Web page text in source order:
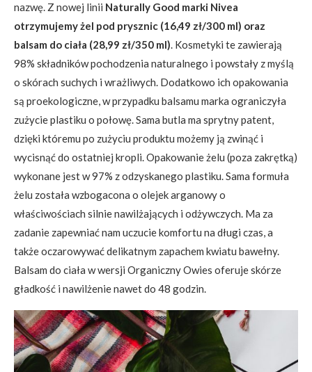
nazwę. Z nowej linii Naturally Good marki Nivea
otrzymujemy żel pod prysznic (16,49 zł/300 ml) oraz
balsam do ciała (28,99 zł/350 ml). Kosmetyki te zawierają
98% składników pochodzenia naturalnego i powstały z myślą
o skórach suchych i wrażliwych. Dodatkowo ich opakowania
są proekologiczne, w przypadku balsamu marka ograniczyła
zużycie plastiku o połowę. Sama butla ma sprytny patent,
dzięki któremu po zużyciu produktu możemy ją zwinąć i
wycisnąć do ostatniej kropli. Opakowanie żelu (poza zakrętką)
wykonane jest w 97% z odzyskanego plastiku. Sama formuła
żelu została wzbogacona o olejek arganowy o
właściwościach silnie nawilżających i odżywczych. Ma za
zadanie zapewniać nam uczucie komfortu na długi czas, a
także oczarowywać delikatnym zapachem kwiatu bawełny.
Balsam do ciała w wersji Organiczny Owies oferuje skórze
gładkość i nawilżenie nawet do 48 godzin.